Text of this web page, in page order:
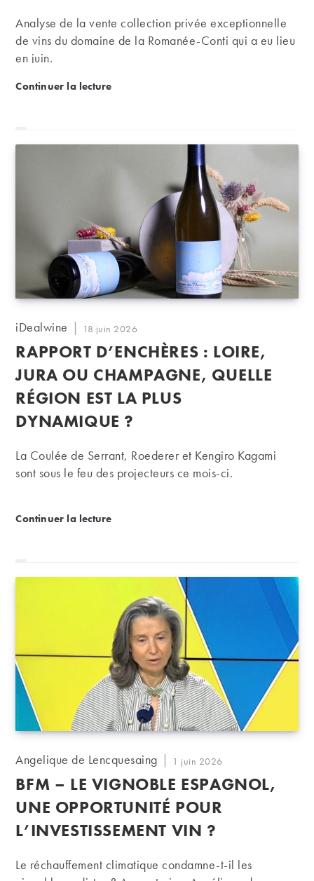
Analyse de la vente collection privée exceptionnelle
de vins du domaine de la Romanée-Conti qui a eu lieu
en juin.
Continuer la lectureiDealwine adjuge 124 bouteilles du domaine de
Auteur/autrice
la
publication :
iDealwine
Publication
publiée :
18 juin 2026
RAPPORT D’ENCHÈRES : LOIRE,
JURA OU CHAMPAGNE, QUELLE
RÉGION EST LA PLUS
DYNAMIQUE ?
La Coulée de Serrant, Roederer et Kengiro Kagami
sont sous le feu des projecteurs ce mois-ci.
Continuer la lectureRapport d’enchères : Loire, Jura ou Champagne,
Auteur/autrice
la
publication :
Angelique de Lencquesaing
Publication
publiée :
1 juin 2026
BFM – LE VIGNOBLE ESPAGNOL,
UNE OPPORTUNITÉ POUR
L’INVESTISSEMENT VIN ?
Le réchauffement climatique condamne-t-il les